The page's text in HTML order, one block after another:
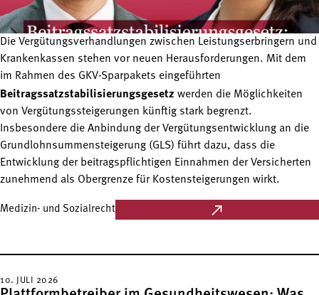
Die Vergütungsverhandlungen zwischen Leistungserbringern und
Krankenkassen stehen vor neuen Herausforderungen. Mit dem
im Rahmen des GKV-Sparpakets eingeführten
Beitragssatzstabilisierungsgesetz werden die Möglichkeiten
von Vergütungssteigerungen künftig stark begrenzt.
Insbesondere die Anbindung der Vergütungsentwicklung an die
Grundlohnsummensteigerung (GLS) führt dazu, dass die
Entwicklung der beitragspflichtigen Einnahmen der Versicherten
zunehmend als Obergrenze für Kostensteigerungen wirkt.
Medizin- und Sozialrecht
10. JULI 2026